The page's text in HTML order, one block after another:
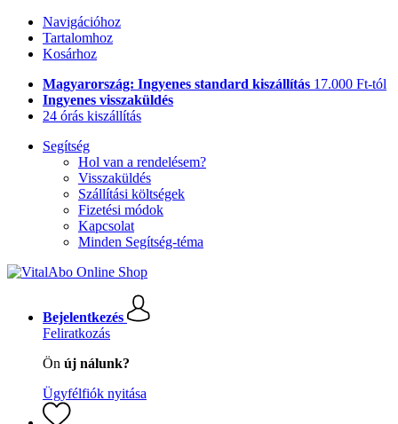
Navigációhoz
Tartalomhoz
Kosárhoz
Magyarország: Ingyenes standard kiszállítás 17.000 Ft-tól
Ingyenes visszaküldés
24 órás kiszállítás
Segítség
Hol van a rendelésem?
Visszaküldés
Szállítási költségek
Fizetési módok
Kapcsolat
Minden Segítség-téma
Bejelentkezés
Feliratkozás
Ön új nálunk?
Ügyfélfiók nyitása